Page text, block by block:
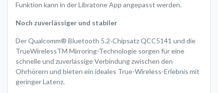
Funktion kann in der Libratone App angepasst werden.
Noch zuverlässiger und stabiler
Der Qualcomm® Bluetooth 5.2-Chipsatz QCC5141 und die
TrueWirelessTM Mirroring-Technologie sorgen für eine
schnelle und zuverlässige Verbindung zwischen den
Ohrhörern und bieten ein ideales True-Wireless-Erlebnis mit
geringer Latenz.